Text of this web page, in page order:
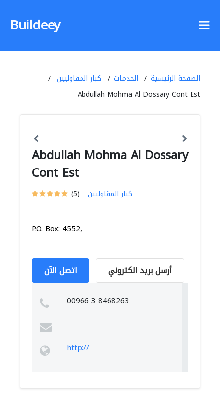
Buildeey
الصفحة الرئيسية الخدمات
كبار المقاوليين
Abdullah Mohma Al Dossary Cont Est
Abdullah Mohma Al Dossary
Cont Est
(5) كبار المقاوليين
P.O. Box: 4552,
اتصل الآن أرسل بريد الكتروني
00966 3 8468263
http://